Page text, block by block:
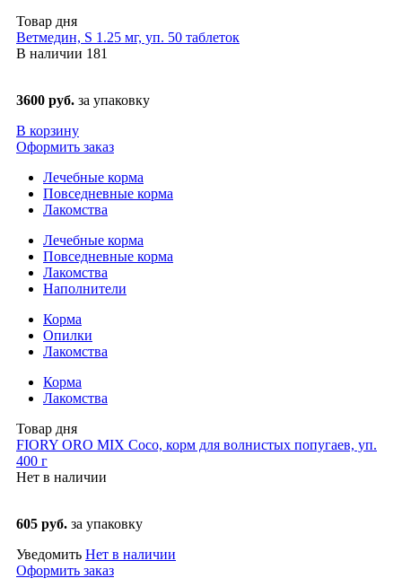
Товар дня
Ветмедин, S 1.25 мг, уп. 50 таблеток
В наличии 181
3600 руб. за упаковку
В корзину
Оформить заказ
Лечебные корма
Повседневные корма
Лакомства
Лечебные корма
Повседневные корма
Лакомства
Наполнители
Корма
Опилки
Лакомства
Корма
Лакомства
Товар дня
FIORY ORO MIX Coco, корм для волнистых попугаев, уп.
400 г
Нет в наличии
605 руб. за упаковку
Уведомить Нет в наличии
Оформить заказ